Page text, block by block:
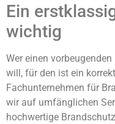
Ein
wichtig
Wer einen
will, für den ist ein
Fachunternehmen für
wir auf umfänglichen
hochwertige